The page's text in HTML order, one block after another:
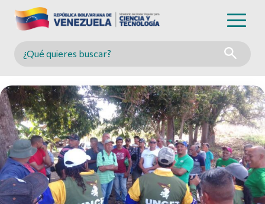
Buscar en MINCYT